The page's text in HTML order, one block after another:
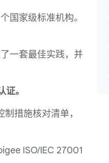
国家级标准机构。
一套最佳实践，并
。
措施核对清单，
ISO/IEC 27001